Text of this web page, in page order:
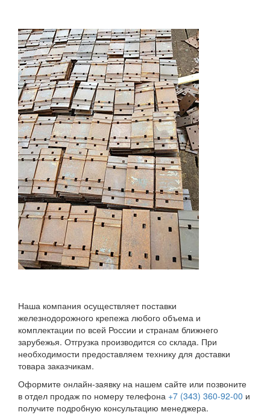
Наша компания осуществляет поставки
железнодорожного крепежа любого объема и
комплектации по всей России и странам ближнего
зарубежья. Отгрузка производится со склада. При
необходимости предоставляем технику для доставки
товара заказчикам.
Оформите онлайн-заявку на нашем сайте или позвоните
в отдел продаж по номеру телефона +7 (343) 360-92-00 и
получите подробную консультацию менеджера.